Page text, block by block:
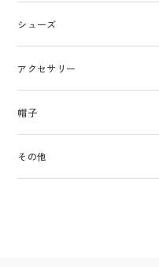
シューズ
アクセサリー
帽子
その他